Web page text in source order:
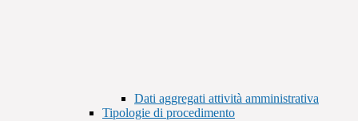
Dati aggregati attività amministrativa
Tipologie di procedimento